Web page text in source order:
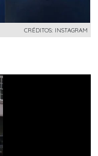
CRÉDITOS: INSTAGRAM